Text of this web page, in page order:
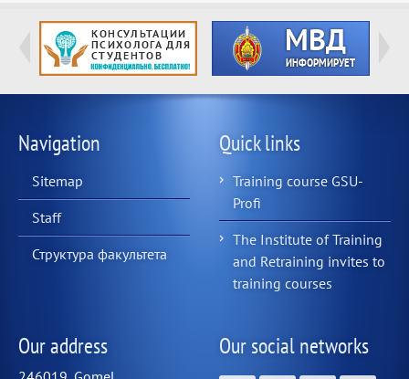
Navigation
Sitemap
Staff
Структура факультета
Quick links
Training course GSU-
Profi
The Institute of Training
and Retraining invites to
training courses
Our address Our social networks